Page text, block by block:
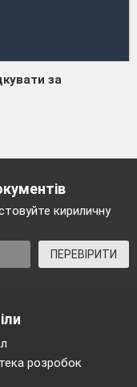
за
кириличну
ПЕРЕВІРИТИ
розробок